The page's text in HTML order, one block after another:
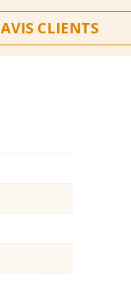
AVIS CLIENTS